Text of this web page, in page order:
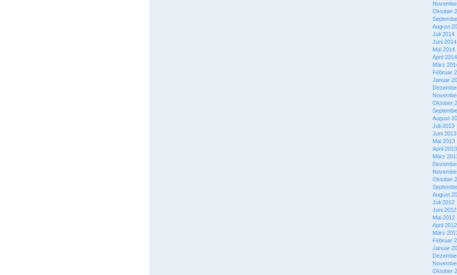
Oktober
August
Juli 2014
Juni 2014
Mai 2014
April 2014
März
Februar
Januar
Oktober
August
Juli 2013
Juni 2013
Mai 2013
April 2013
März
Oktober
August
Juli 2012
Juni 2012
Mai 2012
April 2012
März
Februar
Januar
Oktober